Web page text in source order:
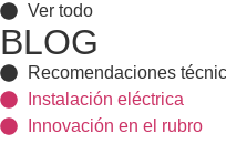
Ver todo
BLOG
Recomendaciones
Instalación eléctrica
Innovación en el rubro